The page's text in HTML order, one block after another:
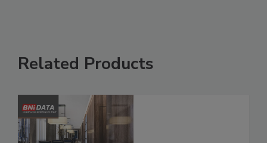
Related Products